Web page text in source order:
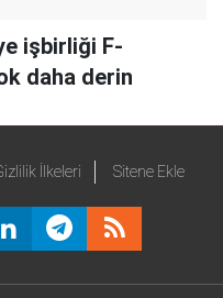
işbirliği F-
daha derin
İlkeleri Sitene Ekle